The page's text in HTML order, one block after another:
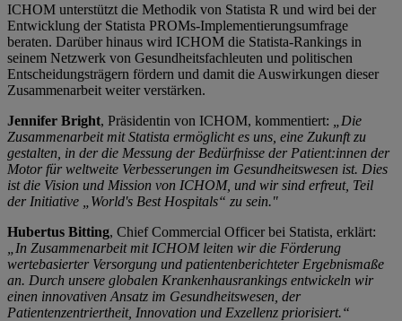
ICHOM unterstützt die Methodik von Statista R und wird bei der
Entwicklung der Statista PROMs-Implementierungsumfrage
beraten. Darüber hinaus wird ICHOM die Statista-Rankings in
seinem Netzwerk von Gesundheitsfachleuten und politischen
Entscheidungsträgern fördern und damit die Auswirkungen dieser
Zusammenarbeit weiter verstärken.
Jennifer Bright, Präsidentin von ICHOM, kommentiert:
„Die
Zusammenarbeit mit Statista ermöglicht es uns, eine Zukunft zu
gestalten, in der die Messung der Bedürfnisse der Patient:innen der
Motor für weltweite Verbesserungen im Gesundheitswesen ist. Dies
ist die Vision und Mission von ICHOM, und wir sind erfreut, Teil
der Initiative „World's Best Hospitals“ zu sein."
Hubertus Bitting, Chief Commercial Officer bei Statista, erklärt:
„In Zusammenarbeit mit ICHOM leiten wir die Förderung
wertebasierter Versorgung und patientenberichteter Ergebnismaße
an. Durch unsere globalen Krankenhausrankings entwickeln wir
einen innovativen Ansatz im Gesundheitswesen, der
Patientenzentriertheit, Innovation und Exzellenz priorisiert.“